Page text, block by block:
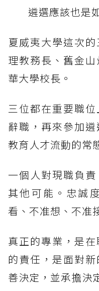
遴選應該也是
夏威夷大學這次
理教務長、舊金
華大學校長。
三位都在重要職
辭職，再來參加
教育人才流動的常
一個人對現職負
其他可能。忠誠
看、不准想、不准
真正的專業，是
的責任，是面對
善決定，並承擔決